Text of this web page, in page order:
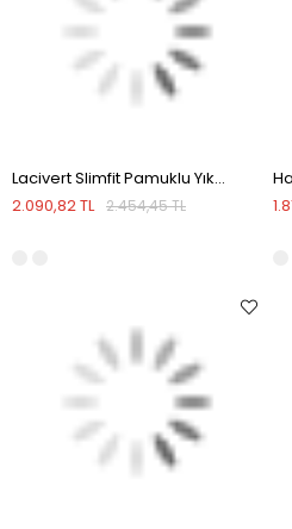
Lacivert Slimfit Pamuklu Yıkamalı Jean Kot Pantolon
2.090,82 TL 2.454,45 TL